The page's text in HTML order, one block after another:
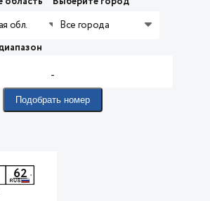
обл.
Все города
-
Подобрать номер
62